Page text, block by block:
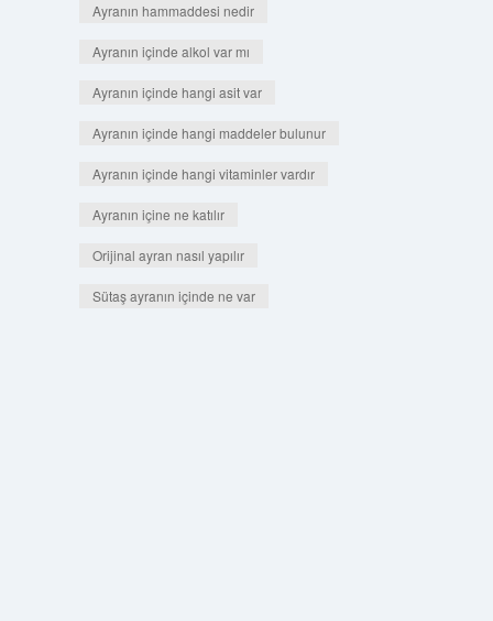
Ayranın hammaddesi nedir
Ayranın içinde alkol var mı
Ayranın içinde hangi asit var
Ayranın içinde hangi maddeler bulunur
Ayranın içinde hangi vitaminler vardır
Ayranın içine ne katılır
Orijinal ayran nasıl yapılır
Sütaş ayranın içinde ne var